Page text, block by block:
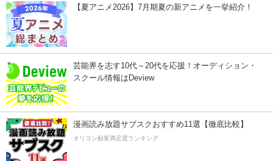
【夏アニメ2026】7月期夏の新アニメを一挙紹介！
芸能界を志す10代～20代を応援！オーディション・
スクール情報はDeview
漫画読み放題サブスクおすすめ11選【徹底比較】
オリコン顧客満足度ランキング